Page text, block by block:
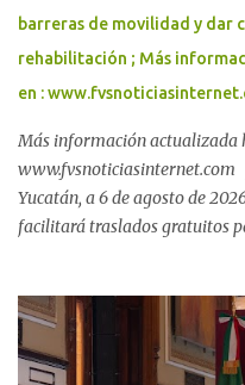
barreras de movilidad y dar
rehabilitación ; Más
en :
Más información actualizada
Yucatán, a 6 de agosto de
facilitará traslados gratuitos
viajes gratuitos a personas
asistir a sus consultas y
dar continuidad a sus